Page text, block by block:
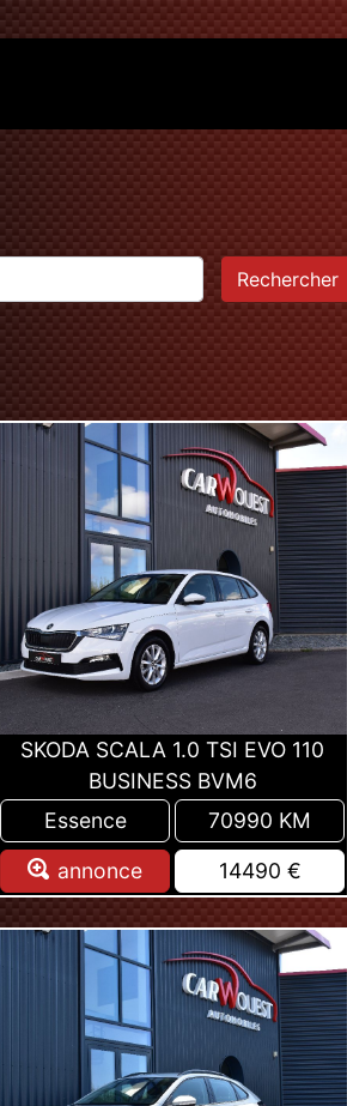
Rechercher
SKODA SCALA 1.0 TSI EVO 110
BUSINESS BVM6
Essence
70990 KM
annonce
14490 €